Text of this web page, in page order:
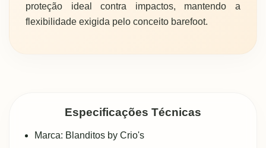
proteção ideal contra impactos, mantendo a
flexibilidade exigida pelo conceito barefoot.
Especificações Técnicas
Marca: Blanditos by Crio's